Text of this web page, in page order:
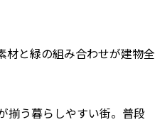
材と緑の組み合わせが建物全
揃う暮らしやすい街。普段